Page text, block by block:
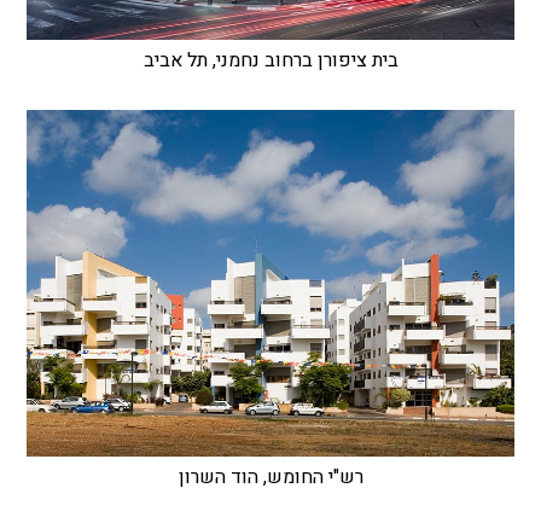
בית ציפורן ברחוב נחמני, תל אביב
רש"י החומש, הוד השרון